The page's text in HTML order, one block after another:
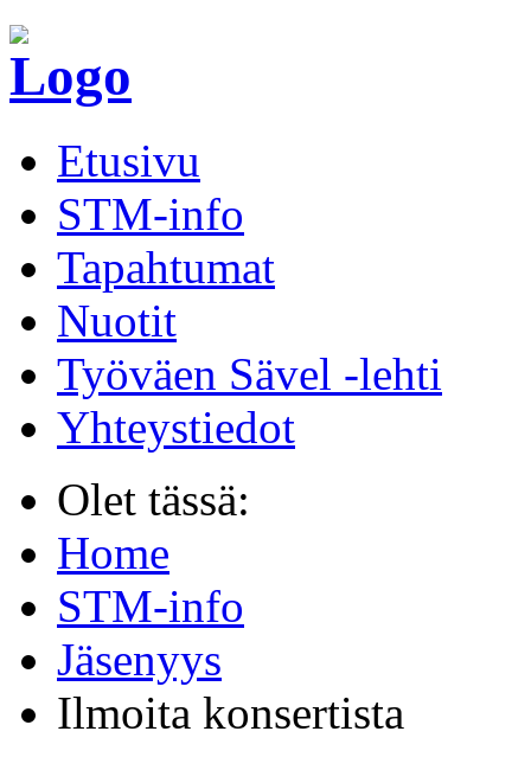
Etusivu
STM-info
Tapahtumat
Nuotit
Työväen Sävel -lehti
Yhteystiedot
Olet tässä:
Home
STM-info
Jäsenyys
Ilmoita konsertista